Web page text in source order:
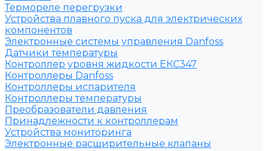
Термореле перегрузки
Устройства плавного пуска для электрических
компонентов
Электронные системы управления Danfoss
Датчики температуры
Контроллер уровня жидкости ЕКС347
Контроллеры Danfoss
Контроллеры испарителя
Контроллеры температуры
Преобразователи давления
Принадлежности к контроллерам
Устройства мониторинга
Электронные расширительные клапаны